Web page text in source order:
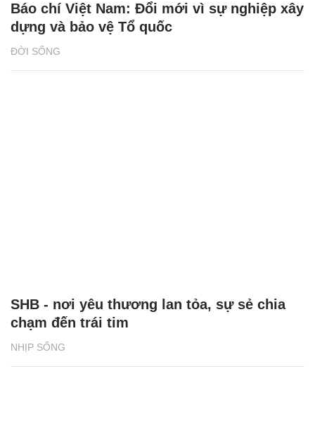
ĐỜI SỐNG
Báo chí Việt Nam: Đổi mới vì sự nghiệp xây
dựng và bảo vệ Tổ quốc
NHỊP SỐNG
SHB - nơi yêu thương lan tỏa, sự sẻ chia
chạm đến trái tim